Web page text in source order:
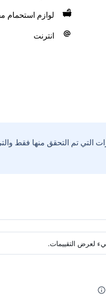
لوازم استحمام
انترنت
التي تم التحقق منها فقط
لعرض التقييمات.